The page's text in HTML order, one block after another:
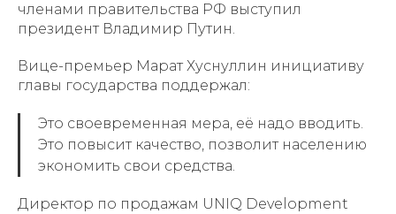
членами правительства РФ выступил
президент Владимир Путин.
Вице-премьер Марат Хуснуллин инициативу
главы государства поддержал:
Это своевременная мера, её надо вводить.
Это повысит качество, позволит населению
экономить свои средства.
Директор по продажам UNIQ Development